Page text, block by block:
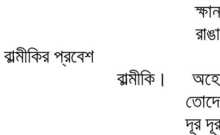
বাল্মীকির প্রবেশ
বাল্মীকি।
দূর